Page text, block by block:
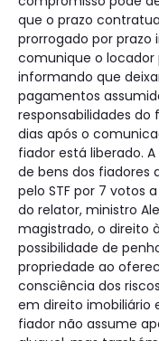
que o prazo
prorrogado por prazo
comunique o
informando que
pagamentos
responsabilidades do
dias após o
fiador está liberado.
de bens dos fiadores
pelo STF por 7 votos
do relator, ministro
magistrado, o direito
possibilidade de
propriedade ao
consciência dos
em direito imobiliário
fiador não assume